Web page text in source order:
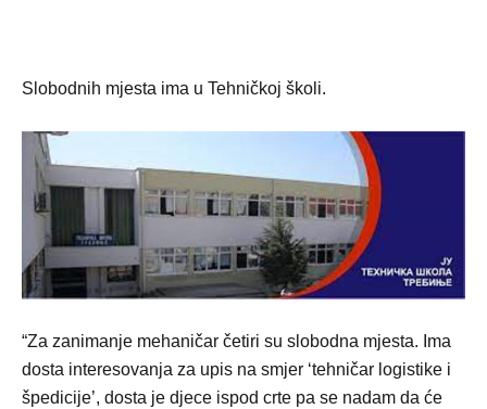
Slobodnih mjesta ima u Tehničkoj školi.
“Za zanimanje mehaničar četiri su slobodna mjesta. Ima
dosta interesovanja za upis na smjer ‘tehničar logistike i
špedicije’, dosta je djece ispod crte pa se nadam da će